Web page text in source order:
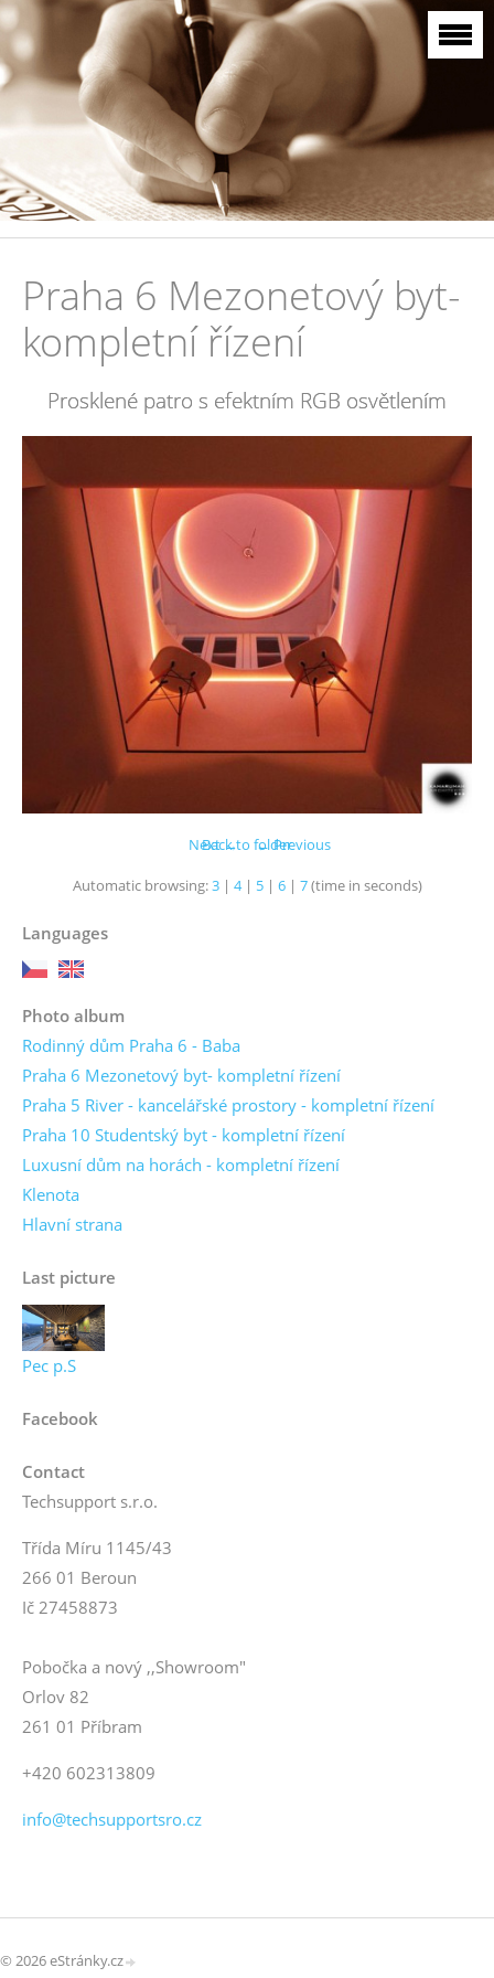
Praha 6 Mezonetový byt-
kompletní řízení
Prosklené patro s efektním RGB osvětlením
← Previous
Next →
Back to folder
Automatic browsing:3| 4| 5| 6| 7(time in seconds)
Languages
Photo album
Rodinný dům Praha 6 - Baba
Praha 6 Mezonetový byt- kompletní řízení
Praha 5 River - kancelářské prostory - kompletní řízení
Praha 10 Studentský byt - kompletní řízení
Luxusní dům na horách - kompletní řízení
Klenota
Hlavní strana
Last picture
Pec p.S
Facebook
Contact
Techsupport s.r.o.
Třída Míru 1145/43
266 01 Beroun
Ič 27458873
Pobočka a nový ,,Showroom"
Orlov 82
261 01 Příbram
+420 602313809
info@techsupportsro.cz
© 2026 eStránky.cz